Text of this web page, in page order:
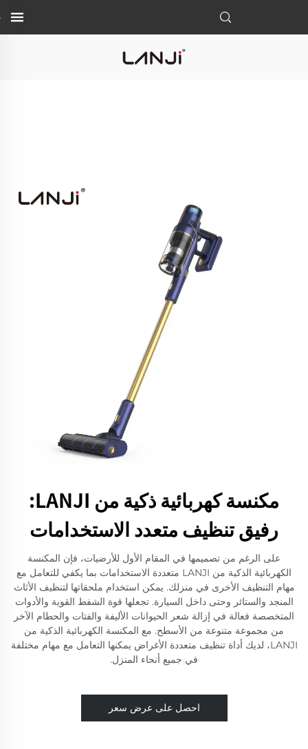
مكنسة كهربائية ذكية من LANJI:
رفيق تنظيف متعدد الاستخدامات
على الرغم من تصميمها في المقام الأول للأرضيات، فإن المكنسة
الكهربائية الذكية من LANJI متعددة الاستخدامات بما يكفي للتعامل مع
مهام التنظيف الأخرى في منزلك. يمكن استخدام ملحقاتها لتنظيف الأثاث
المنجد والستائر وحتى داخل السيارة. تجعلها قوة الشفط القوية والأدوات
المتخصصة فعالة في إزالة شعر الحيوانات الأليفة والفتات والحطام الآخر
من مجموعة متنوعة من الأسطح. مع المكنسة الكهربائية الذكية من
LANJI، لديك أداة تنظيف متعددة الأغراض يمكنها التعامل مع مهام مختلفة
في جميع أنحاء المنزل.
احصل على عرض سعر